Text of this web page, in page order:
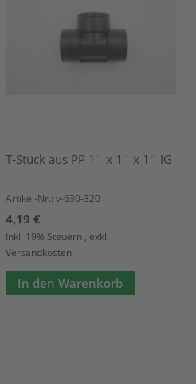
T-Stück aus PP 1¨ x 1¨ x 1¨ IG
Artikel-Nr.: v-630-320
4,19 €
Inkl. 19% Steuern , exkl.
Versandkosten
In den Warenkorb